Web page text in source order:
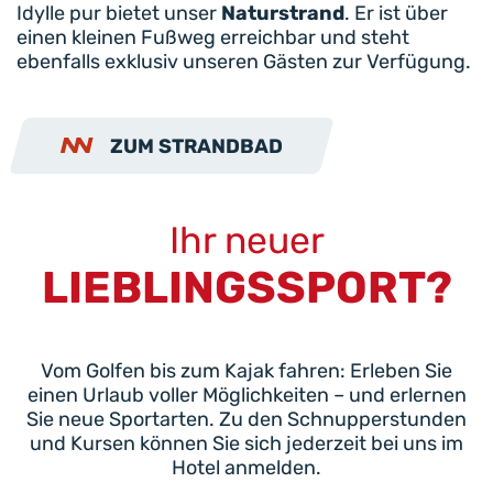
Idylle pur bietet unser Naturstrand. Er ist über
einen kleinen Fußweg erreichbar und steht
ebenfalls exklusiv unseren Gästen zur Verfügung.
ZUM STRANDBAD
Ihr neuer
LIEBLINGSSPORT?
Vom Golfen bis zum Kajak fahren: Erleben Sie
einen Urlaub voller Möglichkeiten – und erlernen
Sie neue Sportarten. Zu den Schnupperstunden
und Kursen können Sie sich jederzeit bei uns im
Hotel anmelden.